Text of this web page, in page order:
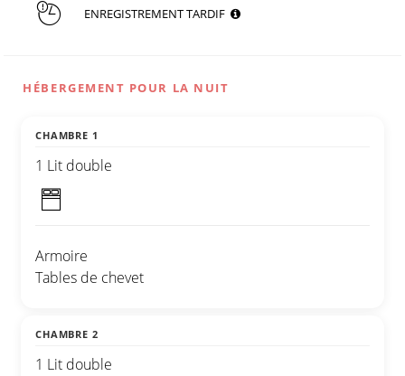
ENREGISTREMENT TARDIF
HÉBERGEMENT POUR LA NUIT
CHAMBRE 1
1 Lit double
Armoire
Tables de chevet
CHAMBRE 2
1 Lit double